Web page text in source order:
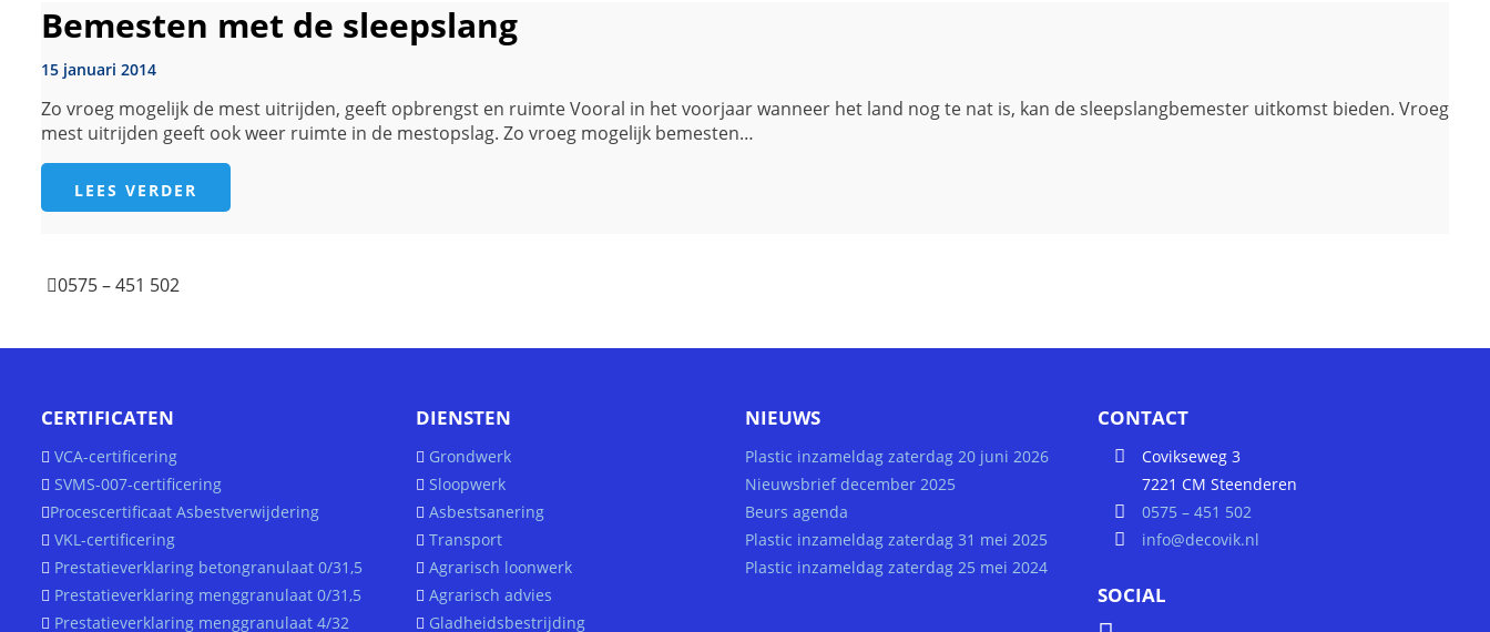
Bemesten met de sleepslang
15 januari 2014
Zo vroeg mogelijk de mest uitrijden, geeft opbrengst en ruimte Vooral in het voorjaar wanneer het land nog te nat is, kan de sleepslangbemester uitkomst bieden. Vroeg
mest uitrijden geeft ook weer ruimte in de mestopslag. Zo vroeg mogelijk bemesten…
LEES VERDER
0575 – 451 502
CERTIFICATEN
VCA-certificering
SVMS-007-certificering
Procescertificaat Asbestverwijdering
VKL-certificering
Prestatieverklaring betongranulaat 0/31,5
Prestatieverklaring menggranulaat 0/31,5
Prestatieverklaring menggranulaat 4/32
DIENSTEN
Grondwerk
Sloopwerk
Asbestsanering
Transport
Agrarisch loonwerk
Agrarisch advies
Gladheidsbestrijding
NIEUWS
Plastic inzameldag zaterdag 20 juni 2026
Nieuwsbrief december 2025
Beurs agenda
Plastic inzameldag zaterdag 31 mei 2025
Plastic inzameldag zaterdag 25 mei 2024
CONTACT
Covikseweg 3
7221 CM Steenderen
0575 – 451 502
info@decovik.nl
SOCIAL